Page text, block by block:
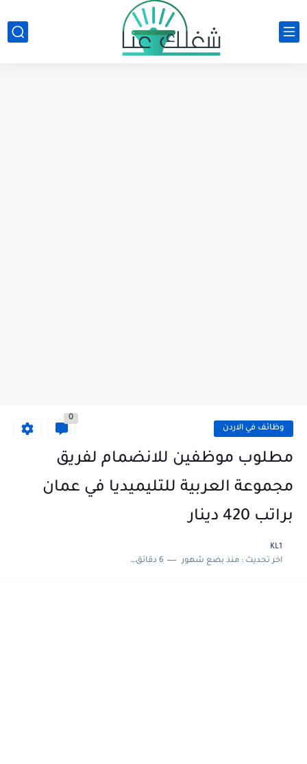
وظائف في الاردن
0
مطلوب موظفين للانضمام لفريق
مجموعة العربية للتليميديا في عمان
براتب 420 دينار
KL1
اخر تحديث :منذ بضع شهور 6 دقائق للقراءة